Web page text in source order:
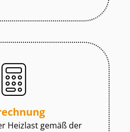
Heizlast gemäß der